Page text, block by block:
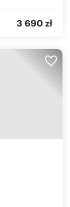
3 690 zł